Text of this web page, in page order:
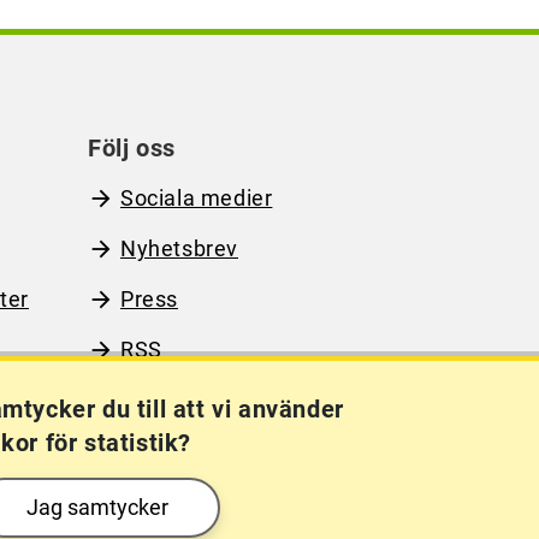
du till att vi använder
för statistik?
Jag samtycker
Följ oss
Sociala medier
Nyhetsbrev
Press
RSS
Kakor (cookies)